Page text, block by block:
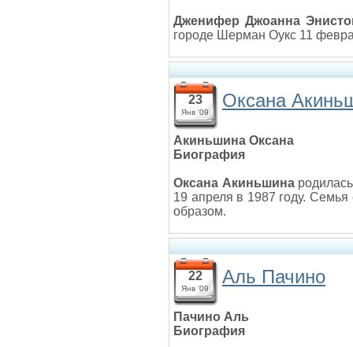
Дженифер Джоанна
городе Шерман Оукс 11
23
Янв '09
Оксана
Акиньшина Оксана
Биография
Оксана Акиньшина
19 апреля в 1987 году.
образом.
22
Янв '09
Аль Пачино
Пачино Аль
Биография